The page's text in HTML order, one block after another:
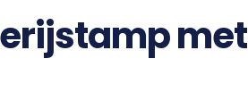
met